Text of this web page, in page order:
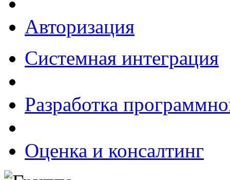
Авторизация
Системная интеграция
Разработка
Оценка и консалтинг